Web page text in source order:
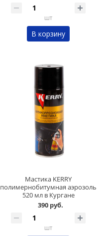
шт
В корзину
Мастика KERRY
полимернобитумная аэрозоль
520 мл в Кургане
390 руб.
шт